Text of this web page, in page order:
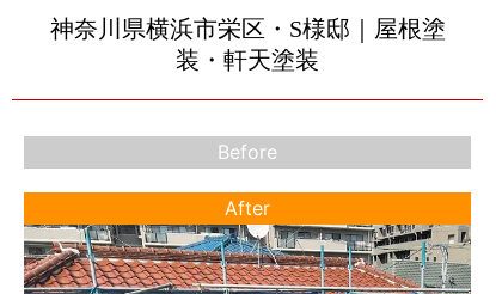
神奈川県横浜市栄区・S様邸｜屋根塗
装・軒天塗装
Before
After